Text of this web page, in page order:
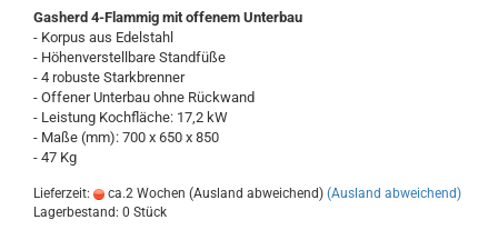
Gasherd 4-Flammig mit offenem Unterbau
- Korpus aus Edelstahl
- Höhenverstellbare Standfüße
- 4 robuste Starkbrenner
- Offener Unterbau ohne Rückwand
- Leistung Kochfläche: 17,2 kW
- Maße (mm): 700 x 650 x 850
- 47 Kg
Lieferzeit: ca.2 Wochen (Ausland abweichend) (Ausland abweichend)
Lagerbestand: 0 Stück